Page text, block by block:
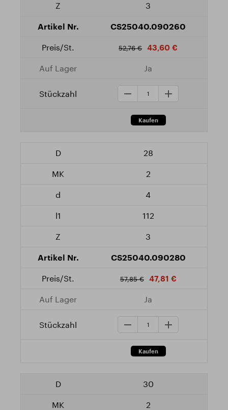
3
CS25040.090260
52,76 € 43,60 €
Ja
28
2
4
112
3
CS25040.090280
57,85 € 47,81 €
Ja
30
2